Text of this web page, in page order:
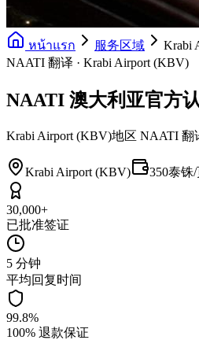
หน้าแรก 服务区域 Krabi
NAATI 翻译 · Krabi Airport (KBV)
NAATI 澳大利亚官方
Krabi Airport (KBV)地区 NAATI 翻
Krabi Airport (KBV) 350泰铢
30,000+
已批准签证
5 分钟
平均回复时间
99.8%
100% 退款保证